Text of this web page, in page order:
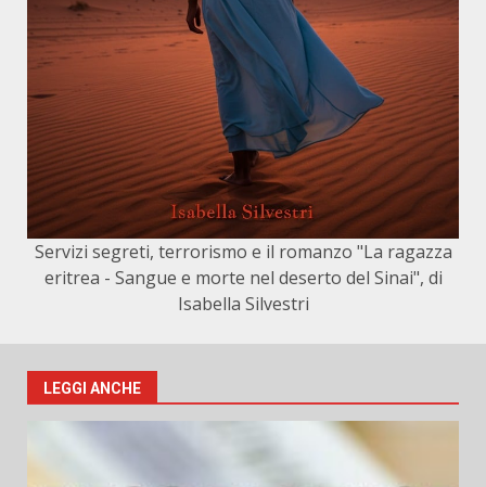
Servizi segreti, terrorismo e il romanzo "La ragazza
eritrea - Sangue e morte nel deserto del Sinai", di
Isabella Silvestri
LEGGI ANCHE